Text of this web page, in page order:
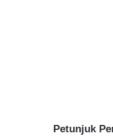
Petunjuk